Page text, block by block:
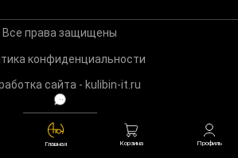
Все права защищены
конфиденциальности
сайта - kulibin-it.ru
Главная Корзина Профиль